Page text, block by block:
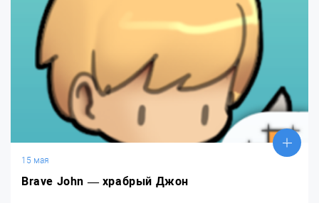
15 мая
Brave John — храбрый Джон